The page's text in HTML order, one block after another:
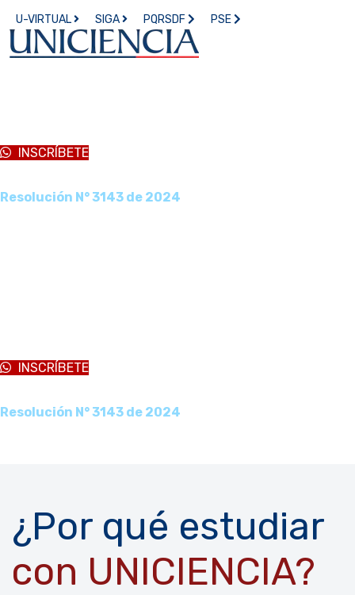
U-VIRTUAL SIGA PQRSDF PSE
Técnico Laboral en Auxiliar
INSCRÍBETE
Resolución N° 3143 de 2024
INSCRÍBETE
Resolución N° 3143 de 2024
¿Por qué estudiar
con UNICIENCIA?